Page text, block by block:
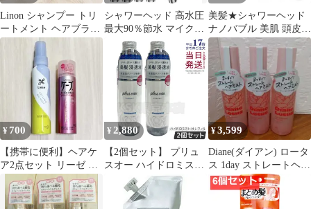
Linon シャンプー トリ
ートメント ヘアブラシ
ミスト まとめ売り12点
シャワーヘッド 高水圧
最大90％節水 マイクロ
ナノバブル 塩素除去 6
段階水流
美髪★シャワーヘッド
ナノバブル 美肌 頭皮ケ
ア 節水 5段階モード ミ
¥ 700
【携帯に便利】ヘアケ
ア2点セット リーゼ ス
タイリングオイルミス
ト&ケープミニ
¥ 2,880
【2個セット】 プリュ
スオー ハイドロミスト
N レフィル 200ml plus
¥3,599
Diane(ダイアン) ロータ
ス 1day ストレートヘア
ミスト 3点セット